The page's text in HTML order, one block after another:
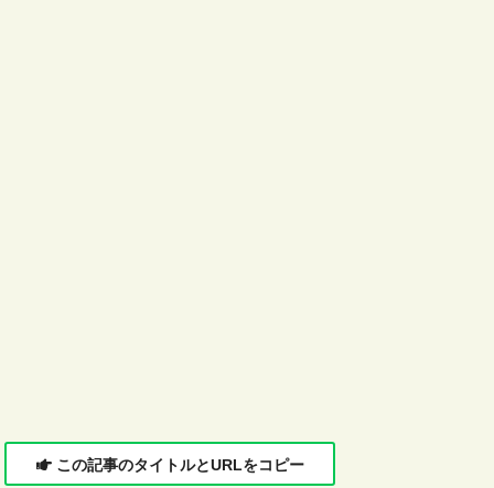
この記事のタイトルとURLをコピー